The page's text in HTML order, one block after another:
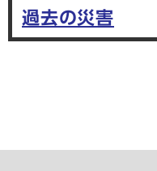
過去の災害